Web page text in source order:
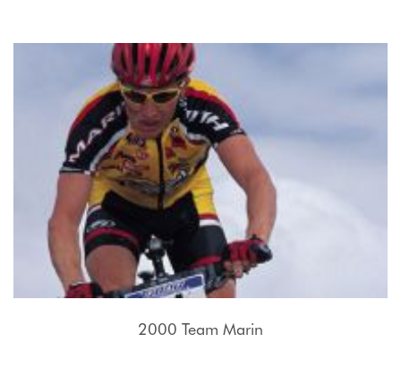
2000 Team Marin